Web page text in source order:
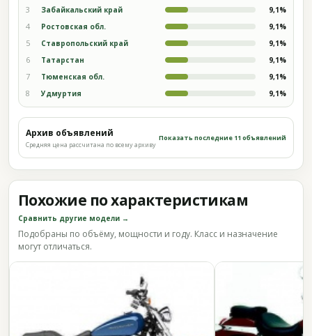
3 Забайкальский край 9,1%
4 Ростовская обл. 9,1%
5 Ставропольский край 9,1%
6 Татарстан 9,1%
7 Тюменская обл. 9,1%
8 Удмуртия 9,1%
Архив объявлений
Средняя цена рассчитана по всему архиву
Показать последние 11 объявлений
Похожие по характеристикам
Сравнить другие модели →
Подобраны по объёму, мощности и году. Класс и назначение
могут отличаться.